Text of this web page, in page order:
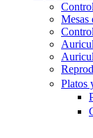
Mesas
Platos